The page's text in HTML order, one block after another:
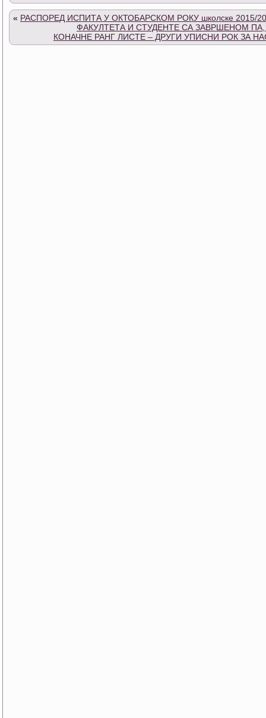
« РАСПОРЕД ИСПИТА У ОКТОБАРСКОМ РОКУ школске 2015/
ФАКУЛТЕТА И СТУДЕНТЕ СА ЗАВРШЕНОМ
КОНАЧНЕ РАНГ ЛИСТЕ – ДРУГИ УПИСНИ РОК ЗА